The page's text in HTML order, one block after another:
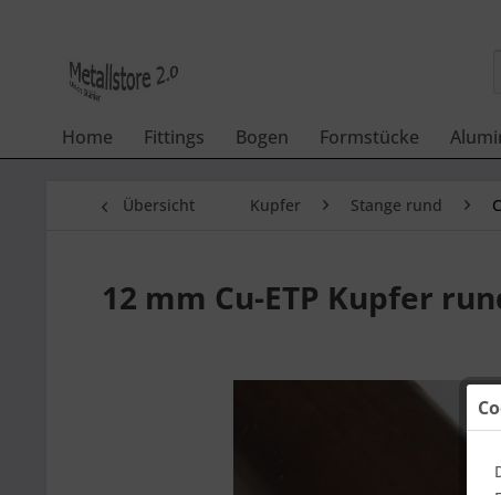
Home Fittings Bogen Formstücke
Übersicht Kupfer Stange rund
12 mm Cu-ETP Kupfer